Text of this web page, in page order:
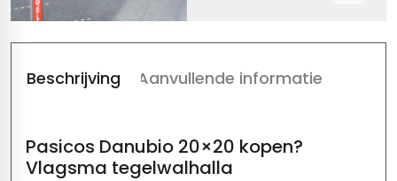
Beschrijving Aanvullende informatie
Pasicos Danubio 20×20 kopen?
Vlagsma tegelwalhalla